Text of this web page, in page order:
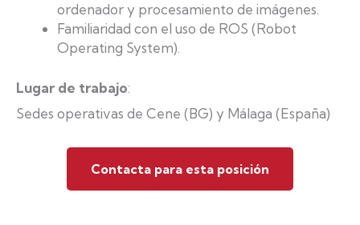
ordenador y procesamiento de imágenes.
Familiaridad con el uso de ROS (Robot
Operating System).
Lugar de trabajo:
Sedes operativas de Cene (BG) y Málaga (España)
Contacta para esta posición